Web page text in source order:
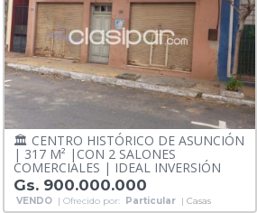
🏛️ CENTRO HISTÓRICO DE ASUNCIÓN
| 317 M² |CON 2 SALONES
COMERCIALES | IDEAL INVERSIÓN
Gs. 900.000.000
VENDO | Ofrecido por: Particular | Casas